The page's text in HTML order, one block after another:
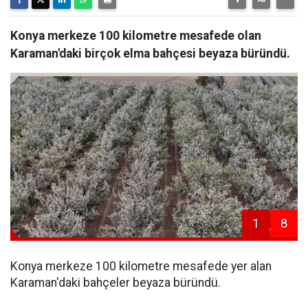
Konya merkeze 100 kilometre mesafede olan
Karaman'daki birçok elma bahçesi beyaza büründü.
1 8
Konya merkeze 100 kilometre mesafede yer alan
Karaman'daki bahçeler beyaza büründü.